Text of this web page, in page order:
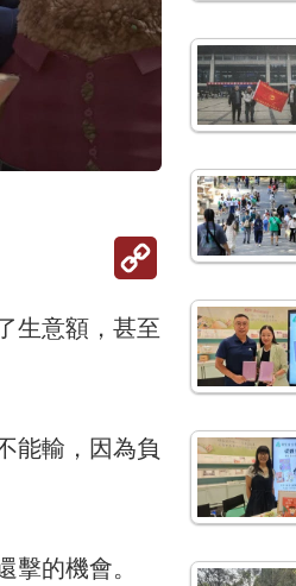
Copy
Link
生意額，甚至
能輸，因為負
的機會。